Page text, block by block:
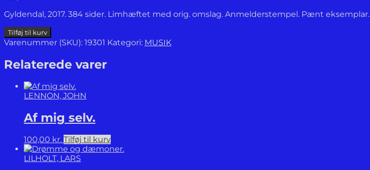
Gyldendal, 2017. 384 sider. Limhæftet med orig. omslag. Anmelderstempel. Pænt eksemplar.
Being
Elvis.
ensomt
liv.
Tilføj til kurv
Varenummer (SKU): 19301 Kategori: MUSIK
Relaterede varer
LENNON, JOHN
Af mig selv.
100,00 kr. Tilføj til kurv
LILHOLT, LARS